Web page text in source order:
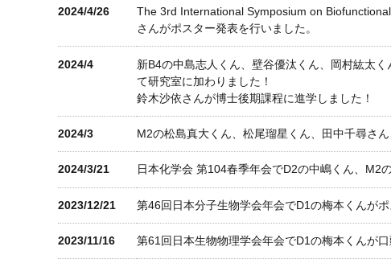
2024/4/26
The 3rd International Symposium on
さんがポスター発表を行いました。
2024/4
新B4の中島志人くん、壁谷優汰くん、岡村紘太
て研究室に加わりました！
鈴木沙依さんが博士後期課程に進学しました！
2024/3 M2の松島真大くん、松尾瑠星くん、田中千尋さ
2024/3/21 日本化学会 第104春季年会でD2の中嶋くん、M2
2023/12/21 第46回日本分子生物学会年会でD1の梅本くんが
2023/11/16 第61回日本生物物理学会年会でD1の梅本くんが